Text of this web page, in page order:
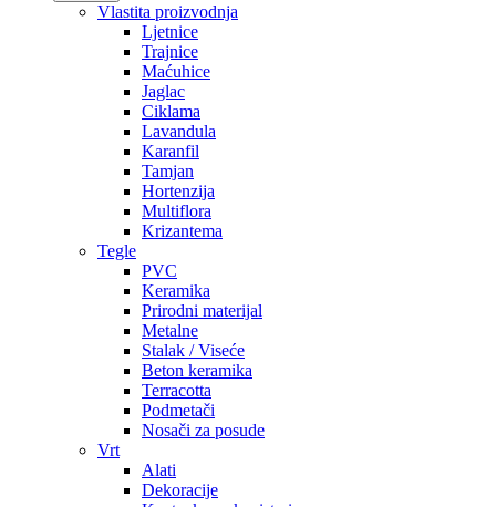
Vlastita proizvodnja
Ljetnice
Trajnice
Maćuhice
Jaglac
Ciklama
Lavandula
Karanfil
Tamjan
Hortenzija
Multiflora
Krizantema
Tegle
PVC
Keramika
Prirodni materijal
Metalne
Stalak / Viseće
Beton keramika
Terracotta
Podmetači
Nosači za posude
Vrt
Alati
Dekoracije